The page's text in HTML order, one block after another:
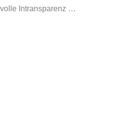
volle Intransparenz …